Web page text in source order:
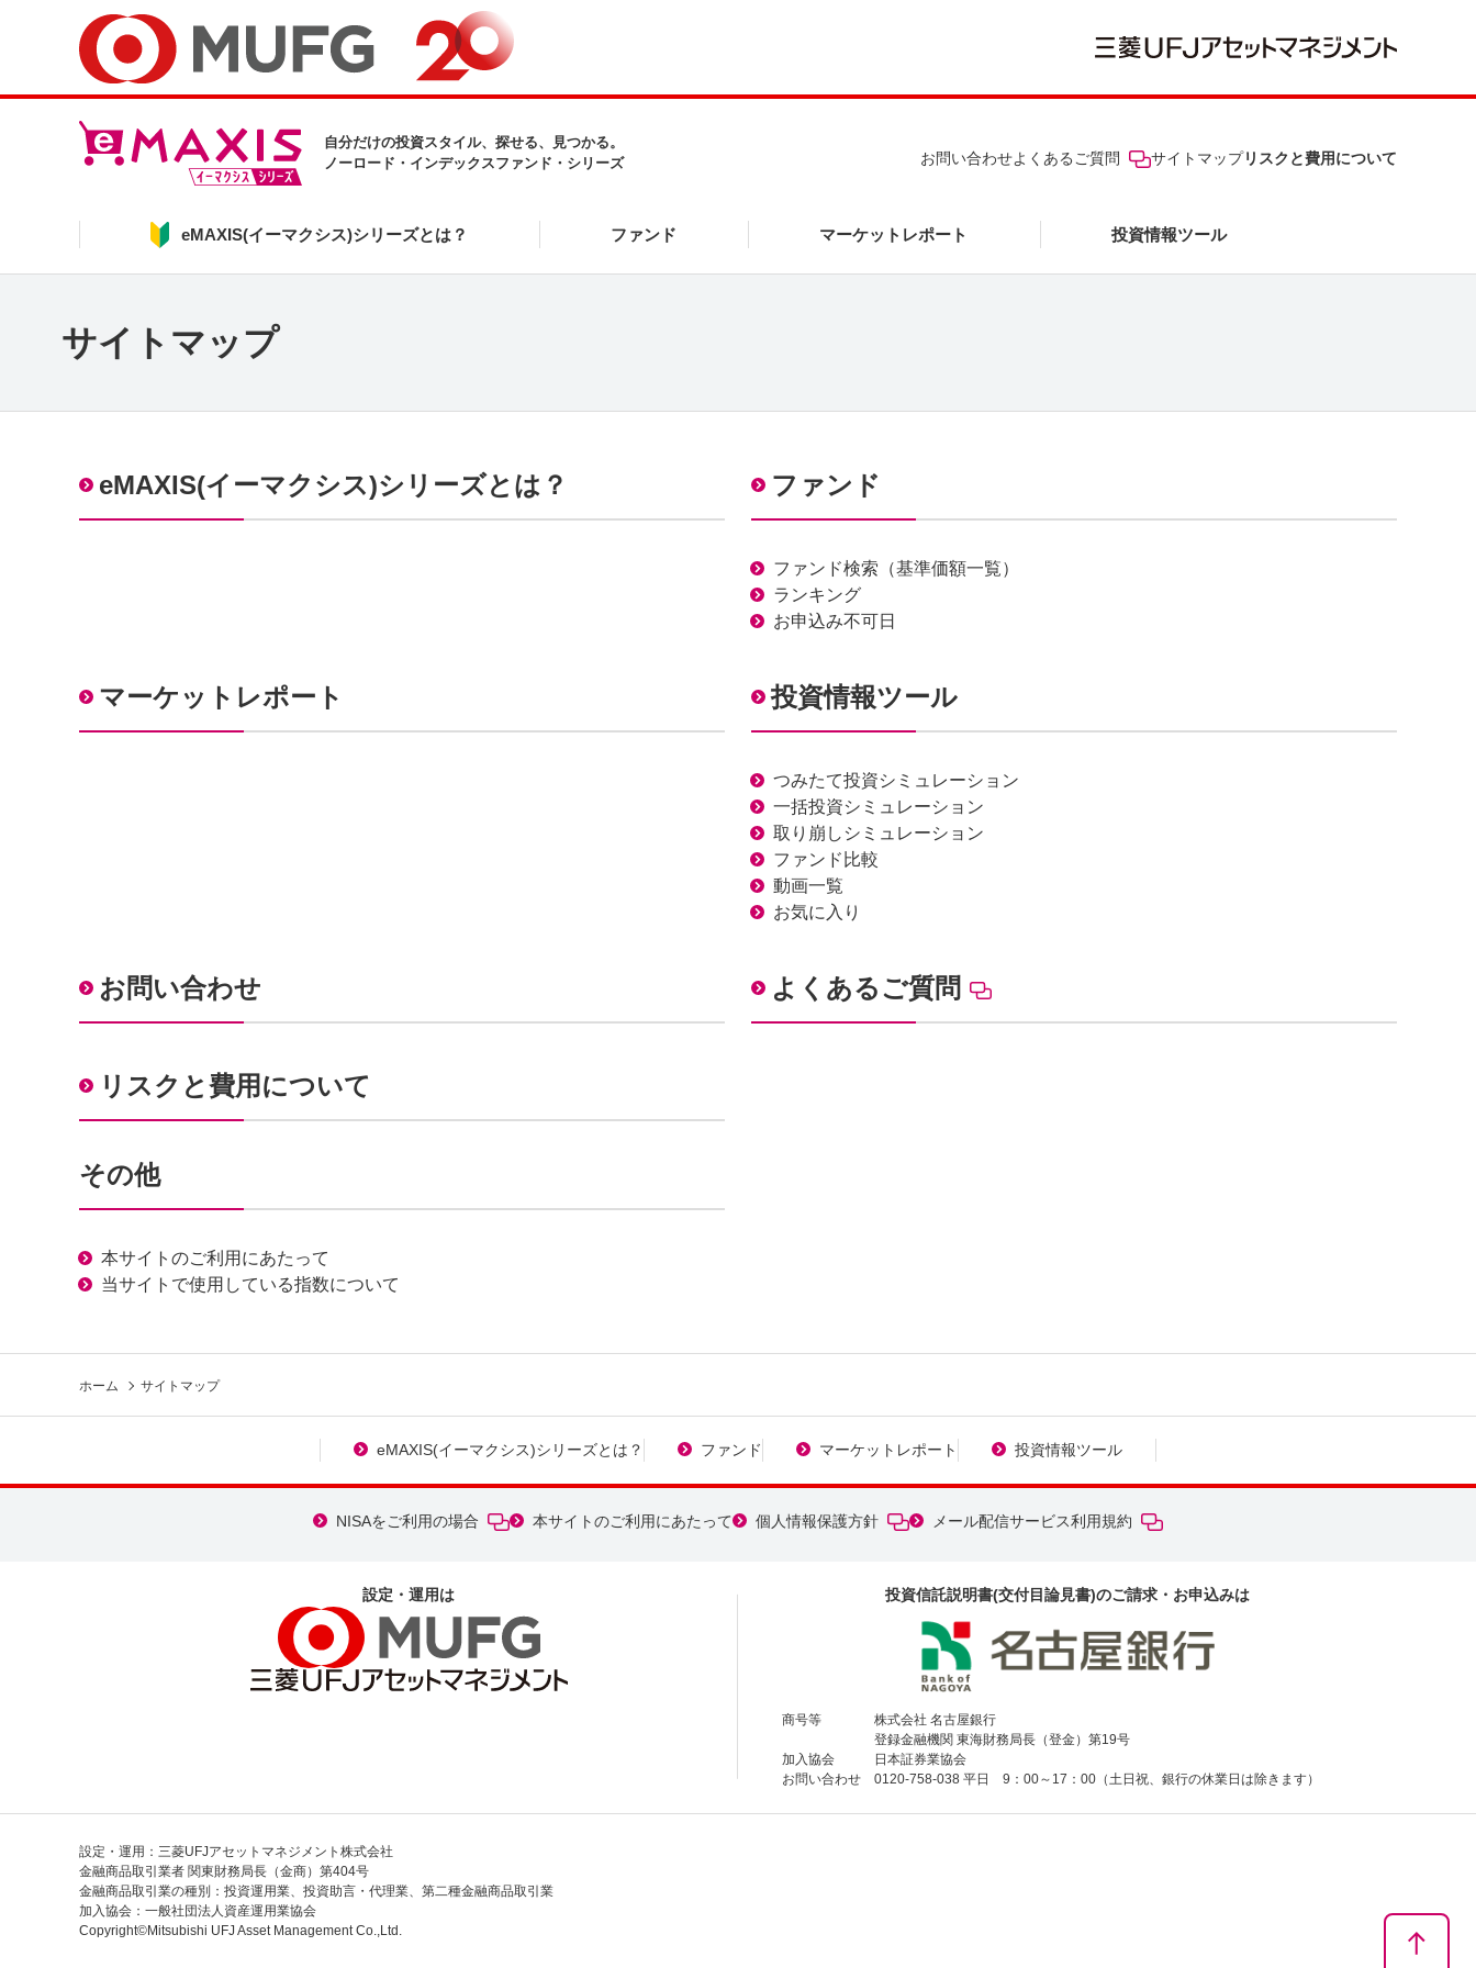
自分だけの投資スタイル、探せる、見つかる。
ノーロード・インデックスファンド・シリーズ
eMAXIS(イーマクシス)シリーズとは？ ファンド マーケットレポート 投資情報ツール
お問い合わせよくあるご質問 サイトマップリスクと費用について
サイトマップ
eMAXIS(イーマクシス)シリーズとは？ ファンド
ファンド検索（基準価額一覧）
ランキング
お申込み不可日
マーケットレポート 投資情報ツール
つみたて投資シミュレーション
一括投資シミュレーション
取り崩しシミュレーション
ファンド比較
動画一覧
お気に入り
お問い合わせ よくあるご質問
リスクと費用について
その他
本サイトのご利用にあたって
当サイトで使用している指数について
ホーム サイトマップ
eMAXIS(イーマクシス)シリーズとは？ ファンド マーケットレポート 投資情報ツール
NISAをご利用の場合 本サイトのご利用にあたって 個人情報保護方針 メール配信サービス利用規約
設定・運用は 投資信託説明書(交付目論見書)のご請求・お申込みは
商号等
株式会社 名古屋銀行
登録金融機関 東海財務局長（登金）第19号
加入協会
日本証券業協会
お問い合わせ
0120-758-038 平日 9：00～17：00（土日祝、銀行の休業日は除きます）
設定・運用：三菱UFJアセットマネジメント株式会社
金融商品取引業者 関東財務局長（金商）第404号
金融商品取引業の種別：投資運用業、投資助言・代理業、第二種金融商品取引業
加入協会：一般社団法人資産運用業協会
Copyright©Mitsubishi UFJ Asset Management Co.,Ltd.